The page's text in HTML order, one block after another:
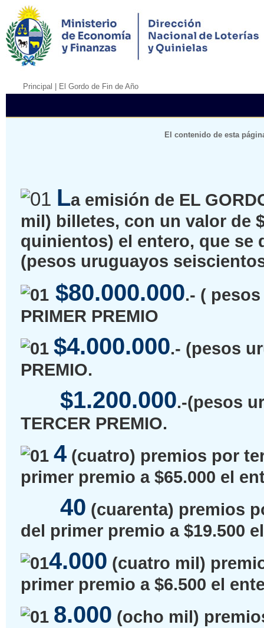
Principal | El Gordo de Fin de Año
El contenido de esta
La emisión de EL
mil) billetes, con un valor de
quinientos) el entero, que se
(pesos uruguayos
$80.000.000.- (
PRIMER PREMIO
$4.000.000.- (pesos
PREMIO.
$1.200.000.-(pesos
TERCER PREMIO.
4 (cuatro) premios por
primer premio a $65.000 el
40 (cuarenta) premios
del primer premio a $19.500
4.000 (cuatro mil)
primer premio a $6.500 el
8.000 (ocho mil)